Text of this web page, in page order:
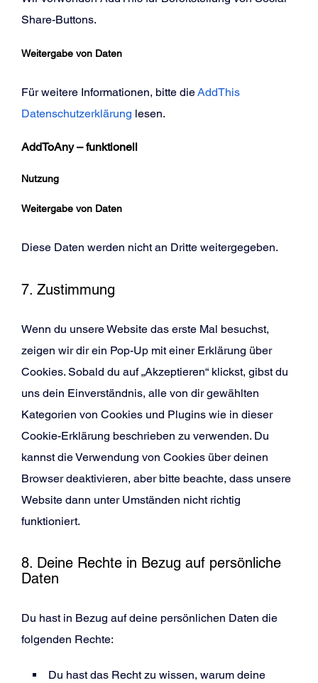
Share-Buttons.
Weitergabe von Daten
Für weitere Informationen, bitte dieAddThis
Datenschutzerklärung lesen.
AddToAny – funktionell
Nutzung
Weitergabe von Daten
Diese Daten werden nicht an Dritte weitergegeben.
7. Zustimmung
Wenn du unsere Website das erste Mal besuchst,
zeigen wir dir ein Pop-Up mit einer Erklärung über
Cookies. Sobald du auf „Akzeptieren“ klickst, gibst du
uns dein Einverständnis, alle von dir gewählten
Kategorien von Cookies und Plugins wie in dieser
Cookie-Erklärung beschrieben zu verwenden. Du
kannst die Verwendung von Cookies über deinen
Browser deaktivieren, aber bitte beachte, dass unsere
Website dann unter Umständen nicht richtig
funktioniert.
8. Deine Rechte in Bezug auf persönliche
Daten
Du hast in Bezug auf deine persönlichen Daten die
folgenden Rechte:
Du hast das Recht zu wissen, warum deine